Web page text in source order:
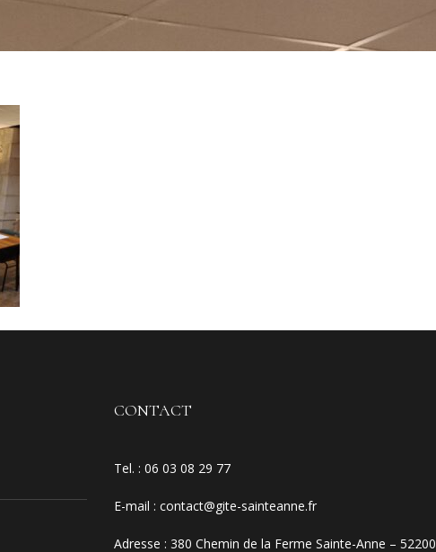
CONTACT
Tel. : 06 03 08 29 77
E-mail : contact@gite-sainteanne.fr
Adresse : 380 Chemin de la Ferme Sainte-Anne – 52200